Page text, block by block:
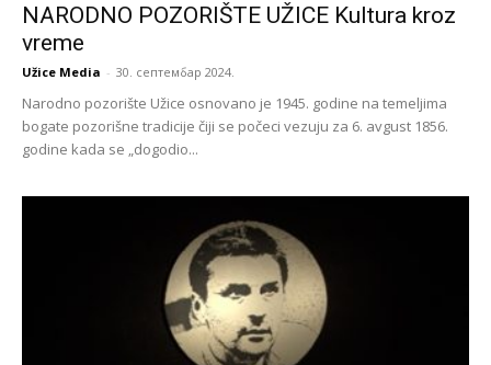
NARODNO POZORIŠTE UŽICE Kultura kroz
vreme
Užice Media - 30. септембар 2024.
Narodno pozorište Užice osnovano je 1945. godine na temeljima
bogate pozorišne tradicije čiji se počeci vezuju za 6. avgust 1856.
godine kada se „dogodio...